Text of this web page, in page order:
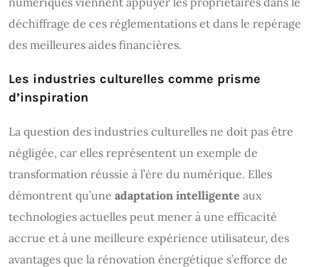
déchiffrage de ces réglementations et dans le repérage
des meilleures aides financières.
Les industries culturelles comme prisme
d’inspiration
La question des industries culturelles ne doit pas être
négligée, car elles représentent un exemple de
transformation réussie à l’ère du numérique. Elles
démontrent qu’une adaptation intelligente aux
technologies actuelles peut mener à une efficacité
accrue et à une meilleure expérience utilisateur, des
avantages que la rénovation énergétique s’efforce de